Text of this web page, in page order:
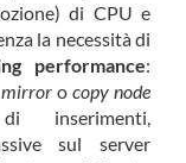
di CPU e
la necessità di
performance:
mirroro copy node
inserimenti,
sul server